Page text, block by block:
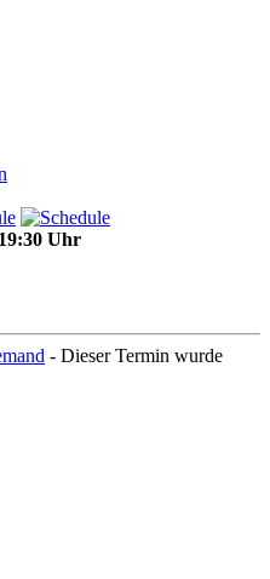
Uhr
- Dieser Termin wurde